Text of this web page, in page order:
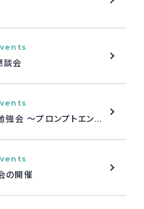
談会
ロンプトエンジニアリング～
の開催